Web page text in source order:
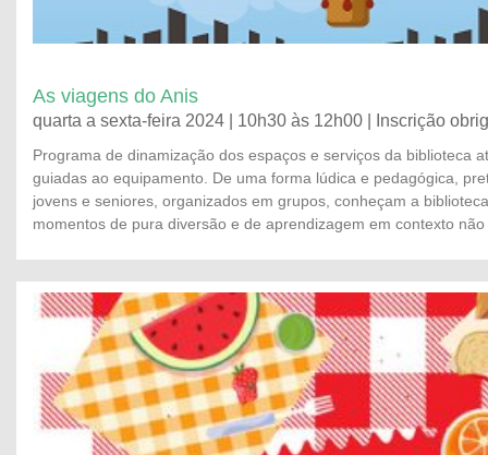
As viagens do Anis
quarta a sexta-feira 2024 | 10h30 às 12h00 | Inscrição
Programa de dinamização dos espaços e serviços da biblioteca
guiadas ao equipamento. De uma forma lúdica e pedagógica,
jovens e seniores, organizados em grupos, conheçam a
momentos de pura diversão e de aprendizagem em contexto